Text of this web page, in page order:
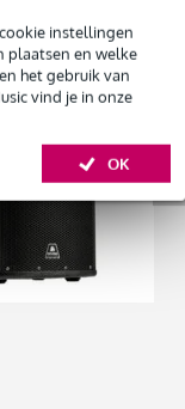
instellingen
plaatsen en welke
het gebruik van
vind je in onze
OK